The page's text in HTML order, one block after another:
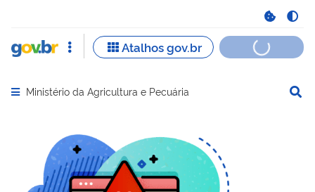
Abrir menu principal de navegação
Ministério da Agricultura e Pecuária